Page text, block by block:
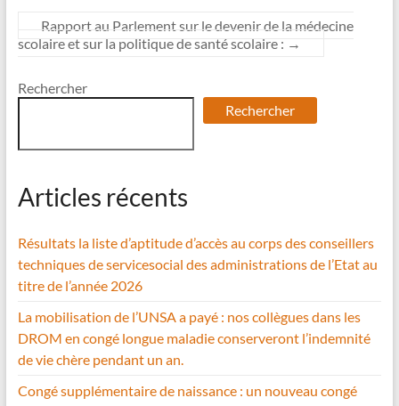
Rapport au Parlement sur le devenir de la médecine
scolaire et sur la politique de santé scolaire : →
Rechercher
Rechercher
Articles récents
Résultats la liste d’aptitude d’accès au corps des conseillers
techniques de servicesocial des administrations de l’Etat au
titre de l’année 2026
La mobilisation de l’UNSA a payé : nos collègues dans les
DROM en congé longue maladie conserveront l’indemnité
de vie chère pendant un an.
Congé supplémentaire de naissance : un nouveau congé